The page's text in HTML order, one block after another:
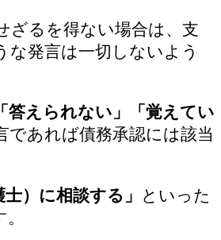
ざるを得ない場合は、支
な発言は一切しないよう
答えられない」「覚えてい
であれば債務承認には該当
士）に相談する」
といった